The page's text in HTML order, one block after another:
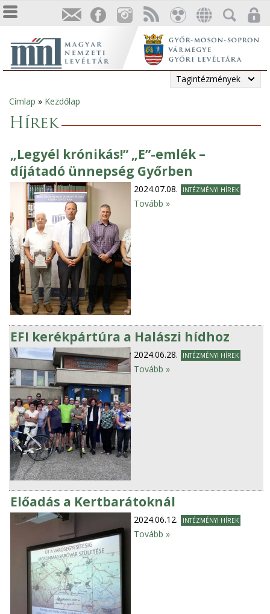
Tagintézmények
Jelenlegi
hely
Címlap » Kezdőlap
Hírek
„Legyél krónikás!” „E”-emlék –
díjátadó ünnepség Győrben
2024.07.08. INTÉZMÉNYI HÍREK
Tovább »
EFI kerékpártúra a Halászi hídhoz
2024.06.28. INTÉZMÉNYI HÍREK
Tovább »
Előadás a Kertbarátoknál
2024.06.12. INTÉZMÉNYI HÍREK
Tovább »